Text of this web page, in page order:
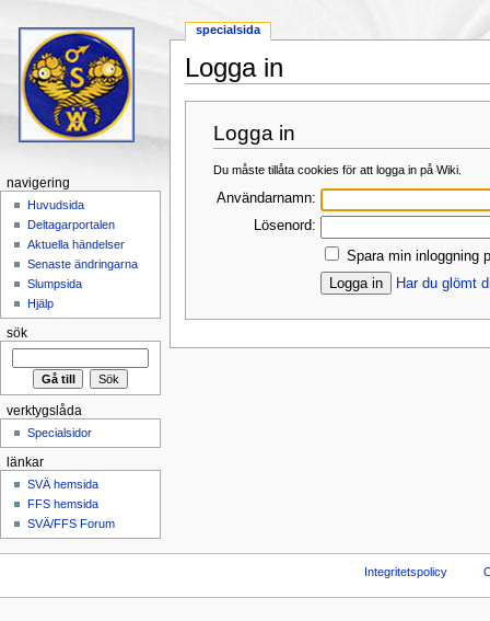
Logga in
Logga in
Du måste tillåta cookies för att logga in på Wiki.
Användarnamn:
Lösenord:
Spara min inloggning
Har du glömt
specialsida
navigering
Huvudsida
Deltagarportalen
Aktuella händelser
Senaste ändringarna
Slumpsida
Hjälp
sök
verktygslåda
Specialsidor
länkar
SVÄ hemsida
FFS hemsida
SVÄ/FFS Forum
Integritetspolicy